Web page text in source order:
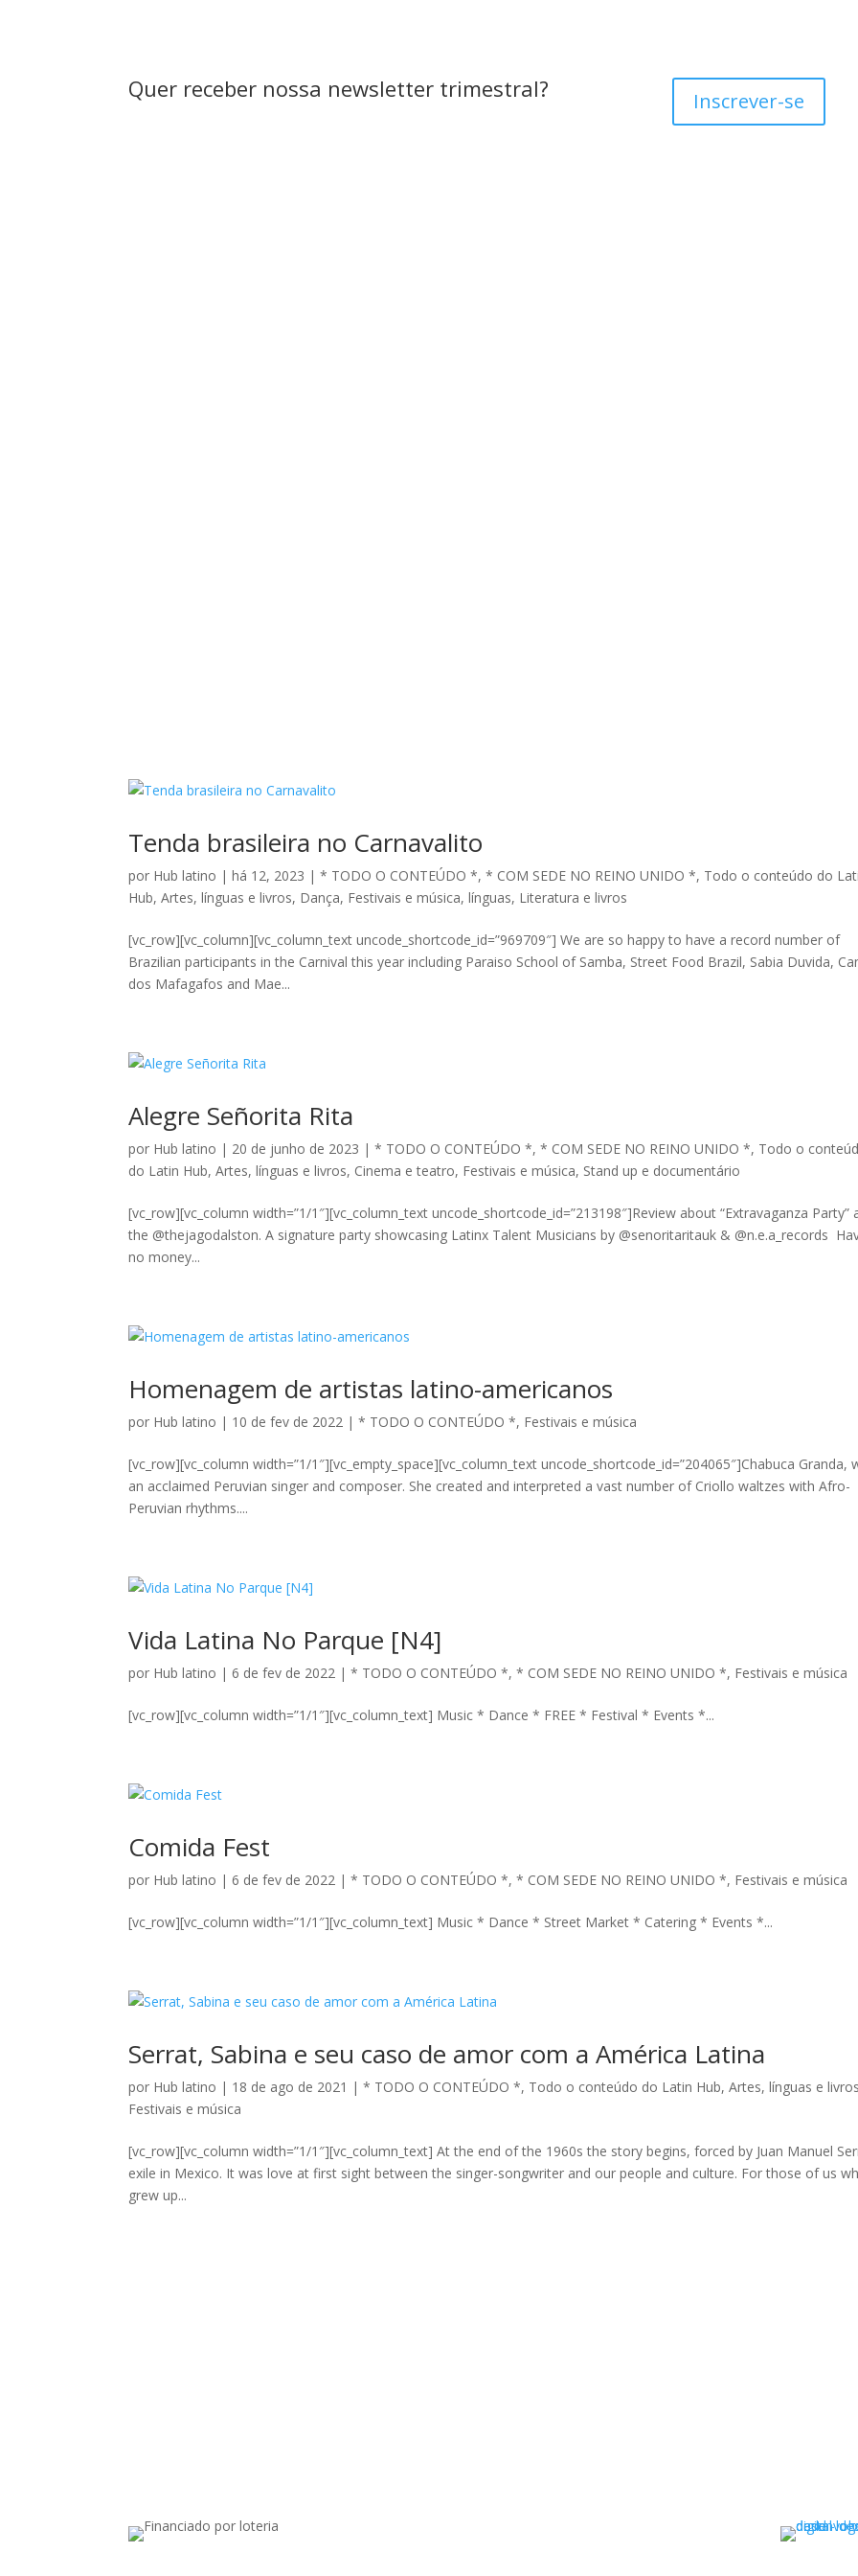
Quer receber nossa newsletter trimestral? Inscrever-se
Tenda brasileira no Carnavalito
por Hub latino |há 12, 2023 |* TODO O CONTEÚDO *,* COM SEDE NO REINO UNIDO *, Todo o conteúdo do
Hub,Artes, línguas e livros, Dança, Festivais e música,línguas, Literatura e livros
[vc_row][vc_column][vc_column_text uncode_shortcode_id=”969709″] We are so happy to have a record number of
Brazilian participants in the Carnival this year including Paraiso School of Samba, Street Food Brazil, Sabia Duvida,
dos Mafagafos and Mae...
Alegre Señorita Rita
por Hub latino | 20 de junho de 2023 |* TODO O CONTEÚDO *,* COM SEDE NO REINO UNIDO *, Todo o
do Latin Hub,Artes, línguas e livros, Cinema e teatro, Festivais e música, Stand up e documentário
[vc_row][vc_column width=”1/1″][vc_column_text uncode_shortcode_id=”213198″]Review about “Extravaganza Party”
the @thejagodalston. A signature party showcasing Latinx Talent Musicians by @senoritaritauk & @n.e.a_records
no money...
Homenagem de artistas latino-americanos
por Hub latino | 10 de fev de 2022 |* TODO O CONTEÚDO *, Festivais e música
[vc_row][vc_column width=”1/1″][vc_empty_space][vc_column_text uncode_shortcode_id=”204065″]Chabuca Granda,
an acclaimed Peruvian singer and composer. She created and interpreted a vast number of Criollo waltzes with Afro-
Peruvian rhythms....
Vida Latina No Parque [N4]
por Hub latino |6 de fev de 2022 |* TODO O CONTEÚDO *,* COM SEDE NO REINO UNIDO *, Festivais e música
[vc_row][vc_column width=”1/1″][vc_column_text] Music * Dance * FREE * Festival * Events *...
Comida Fest
por Hub latino |6 de fev de 2022 |* TODO O CONTEÚDO *,* COM SEDE NO REINO UNIDO *, Festivais e música
[vc_row][vc_column width=”1/1″][vc_column_text] Music * Dance * Street Market * Catering * Events *...
Serrat, Sabina e seu caso de amor com a América Latina
por Hub latino | 18 de ago de 2021 |* TODO O CONTEÚDO *, Todo o conteúdo do Latin Hub,Artes, línguas e
Festivais e música
[vc_row][vc_column width=”1/1″][vc_column_text] At the end of the 1960s the story begins, forced by Juan Manuel
exile in Mexico. It was love at first sight between the singer-songwriter and our people and culture. For those of us
grew up...